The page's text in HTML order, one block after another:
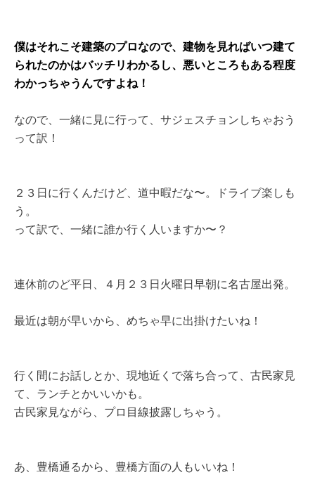
僕はそれこそ建築のプロなので、建物を見ればいつ建て
られたのかはバッチリわかるし、悪いところもある程度
わかっちゃうんですよね！
なので、一緒に見に行って、サジェスチョンしちゃおう
って訳！
２３日に行くんだけど、道中暇だな〜。ドライブ楽しも
う。
って訳で、一緒に誰か行く人いますか〜？
連休前のど平日、４月２３日火曜日早朝に名古屋出発。
最近は朝が早いから、めちゃ早に出掛けたいね！
行く間にお話しとか、現地近くで落ち合って、古民家見
て、ランチとかいいかも。
古民家見ながら、プロ目線披露しちゃう。
あ、豊橋通るから、豊橋方面の人もいいね！